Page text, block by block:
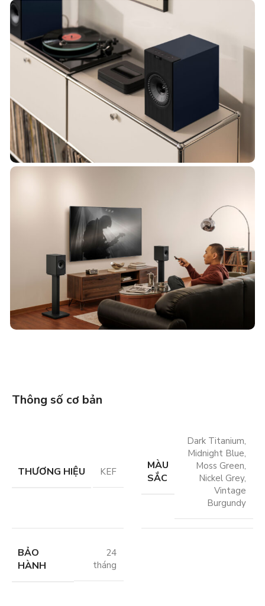
Thông số cơ bản
THƯƠNG HIỆU KEF
MÀU
SẮC
Dark Titanium,
Midnight Blue,
Moss Green,
Nickel Grey,
Vintage
Burgundy
BẢO
HÀNH
24
tháng